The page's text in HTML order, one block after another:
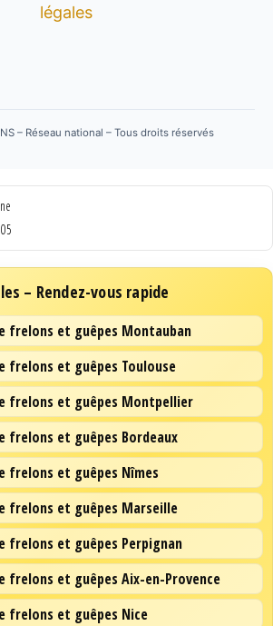
légales
– Réseau national – Tous droits réservés
– Rendez-vous rapide
frelons et guêpes Montauban
frelons et guêpes Toulouse
frelons et guêpes Montpellier
frelons et guêpes Bordeaux
frelons et guêpes Nîmes
frelons et guêpes Marseille
frelons et guêpes Perpignan
frelons et guêpes Aix-en-Provence
frelons et guêpes Nice